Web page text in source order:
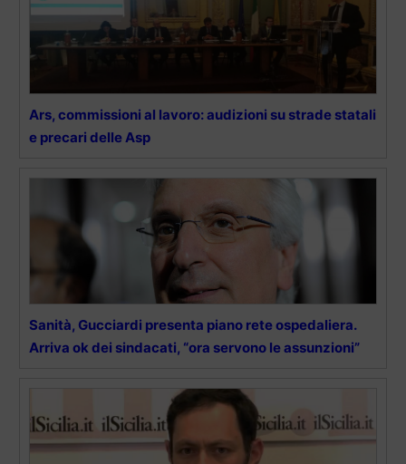
Ars, commissioni al lavoro: audizioni su strade statali
e precari delle Asp
Sanità, Gucciardi presenta piano rete ospedaliera.
Arriva ok dei sindacati, “ora servono le assunzioni”